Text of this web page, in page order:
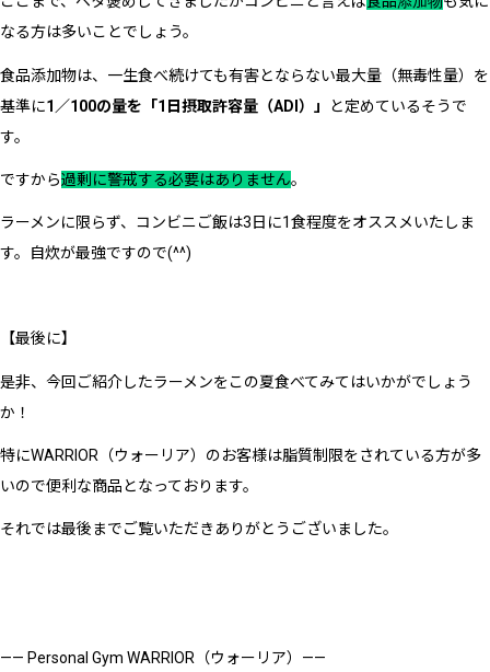
なる方は多いことでしょう。
食品添加物は、一生食べ続けても有害とならない最大量（無毒性量）を
基準に1／100の量を「1日摂取許容量（ADI）」
と定めているそうで
す。
ですから過剰に警戒する必要はありません。
ラーメンに限らず、コンビニご飯は3日に1食程度をオススメいたしま
す。自炊が最強ですので(^^)
【最後に】
是非、今回ご紹介したラーメンをこの夏食べてみてはいかがでしょう
か！
特にWARRIOR（ウォーリア）のお客様は脂質制限をされている方が多
いので便利な商品となっております。
それでは最後までご覧いただきありがとうございました。
—— Personal Gym WARRIOR（ウォーリア）——